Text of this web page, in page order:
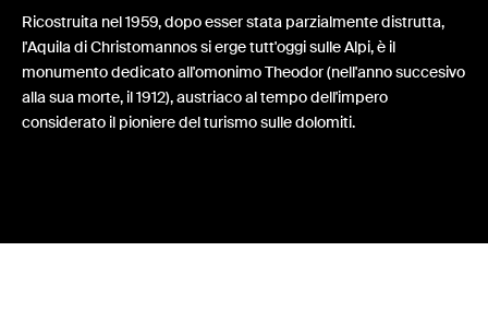
Ricostruita nel 1959, dopo esser stata parzialmente distrutta,
l'Aquila di Christomannos si erge tutt'oggi sulle Alpi, è il
monumento dedicato all'omonimo Theodor (nell'anno succesivo
alla sua morte, il 1912), austriaco al tempo dell'impero
considerato il pioniere del turismo sulle dolomiti.